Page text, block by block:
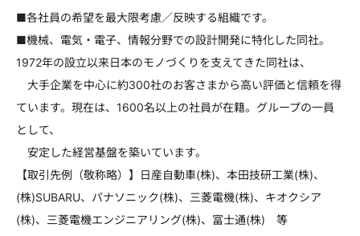
■各社員の希望を最大限考慮／反映する組織です。
■機械、電気・電子、情報分野での設計開発に特化した同社。
1972年の設立以来日本のモノづくりを支えてきた同社は、
大手企業を中心に約300社のお客さまから高い評価と信頼を得
ています。現在は、1600名以上の社員が在籍。グループの一員
として、
安定した経営基盤を築いています。
【取引先例（敬称略）】日産自動車(株)、本田技研工業(株)、
(株)SUBARU、パナソニック(株)、三菱電機(株)、キオクシア
(株)、三菱電機エンジニアリング(株)、富士通(株) 等